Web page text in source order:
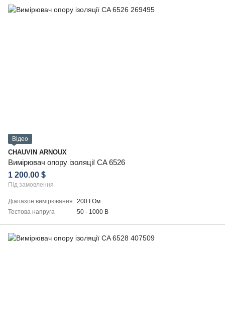
Відео
CHAUVIN ARNOUX
Вимірювач опору ізоляції CA 6526
1 200.00 $
Під замовлення
Діапазон вимірювання
200 ГОм
Тестова напруга
50 - 1000 В